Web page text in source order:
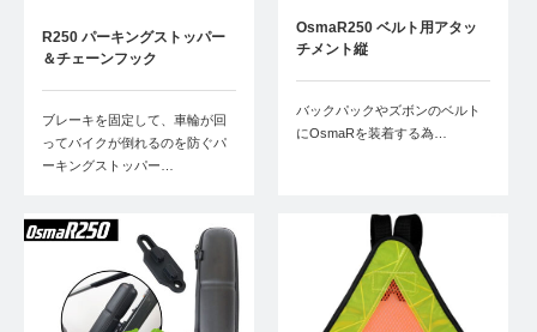
R250 パーキングストッパー
＆チェーンフック
ブレーキを固定して、車輪が回
ってバイクが倒れるのを防ぐパ
ーキングストッパー…
OsmaR250 ベルト用アタッ
チメント縦
バックパックやズボンのベルト
にOsmaRを装着する為…